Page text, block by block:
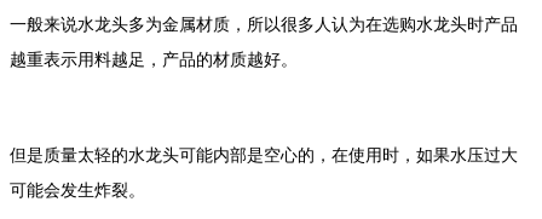
一般来说水龙头多为金属材质，所以很多人认为在选购水龙头时产品
越重表示用料越足，产品的材质越好。
但是质量太轻的水龙头可能内部是空心的，在使用时，如果水压过大
可能会发生炸裂。